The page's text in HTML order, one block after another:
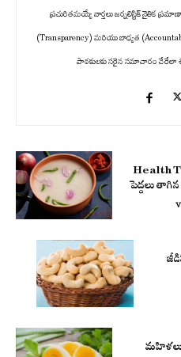
ప్రచురితమయ్యే వార్తలు జర్నలిస్టిక్ నైతిక
(Transparency) మరియు బాధ్యత
పాఠకులకు సరైన సమాచారం చేరేలా
Health
పెద్దలు
మహిళలు